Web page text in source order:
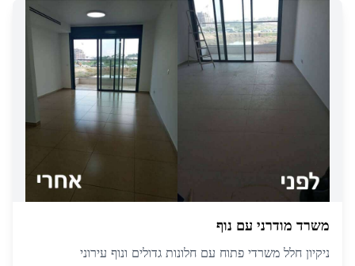
משרד מודרני עם נוף
ניקיון חלל משרדי פתוח עם חלונות גדולים ונוף עירוני